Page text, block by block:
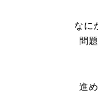
なに
問
進